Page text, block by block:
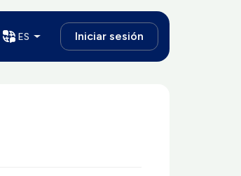
ES Iniciar sesión